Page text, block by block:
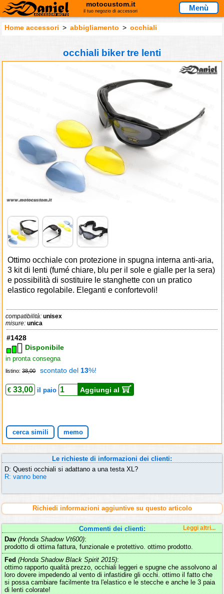
motocustom.it
il tuo negozio di accessori Menù
Home accessori > abbigliamento > occhiali
occhiali biker tre lenti
Ottimo occhiale con protezione in spugna interna anti-aria,
3 kit di lenti (fumé chiare, blu per il sole e gialle per la sera)
e possibilità di sostituire le stanghette con un pratico
elastico regolabile. Eleganti e confortevoli!
compatibilità:unisex
misure:unica
#1428
Disponibile
in pronta consegna
listino:38,00 scontato del 13%!
€ 33,00 il paio Aggiungi al
cerca simili memo
Le richieste di informazioni dei clienti:
D: Questi occhiali si adattano a una testa XL?
R: vanno bene
Richiedi informazioni aggiuntive su questo articolo
Commenti dei clienti: Leggi altri...
Dav (Honda Shadow Vt600):
prodotto di ottima fattura, funzionale e protettivo. ottimo prodotto.
Fed (Honda Shadow Black Spirit 2015):
ottimo rapporto qualità prezzo, occhiali leggeri e spugne che assolvono al
loro dovere impedendo al vento di infastidire gli occhi. ottimo il fatto che
si possa cambiare facilmente tra l'elastico e le stecche e anche le 3 paia
di lenti colorate!